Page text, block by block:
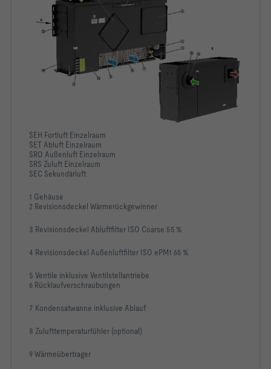
SEH Fortluft Einzelraum
SET Abluft Einzelraum
SRO Außenluft Einzelraum
SRS Zuluft Einzelraum
SEC Sekundärluft
1 Gehäuse
2 Revisionsdeckel Wärmerückgewinner
3 Revisionsdeckel Abluftfilter ISO Coarse 55 %
4 Revisionsdeckel Außenluftfilter ISO ePM1 65 %
5 Ventile inklusive Ventilstellantriebe
6 Rücklaufverschraubungen
7 Kondensatwanne inklusive Ablauf
8 Zulufttemperaturfühler (optional)
9 Wärmeübertrager